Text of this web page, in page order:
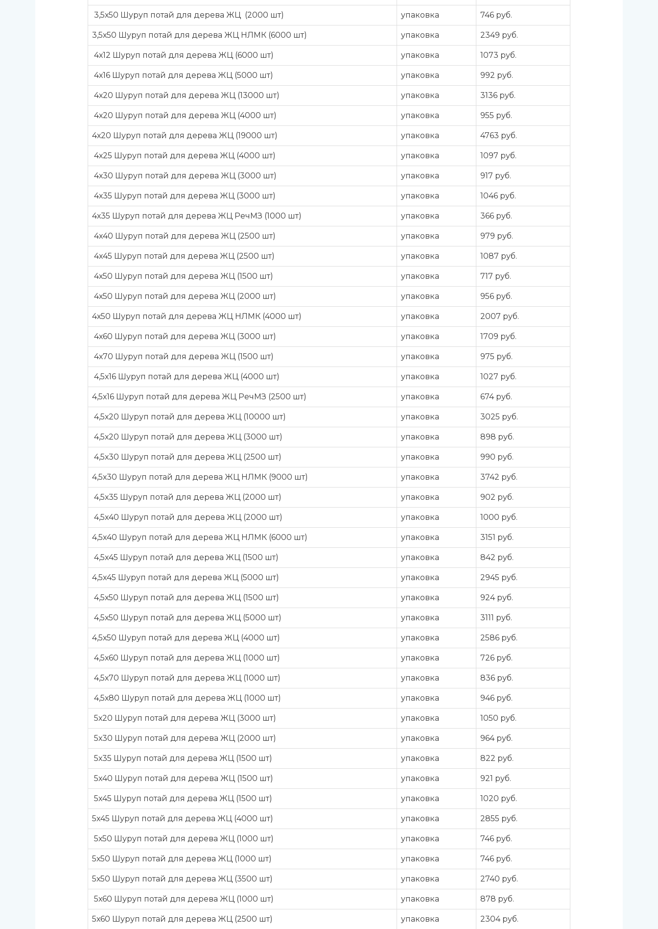
3,5х50 Шуруп потай для дерева ЖЦ (2000 шт) упаковка 746 руб.
3,5х50 Шуруп потай для дерева ЖЦ НЛМК (6000 шт) упаковка 2349 руб.
4х12 Шуруп потай для дерева ЖЦ (6000 шт) упаковка 1073 руб.
4х16 Шуруп потай для дерева ЖЦ (5000 шт) упаковка 992 руб.
4х20 Шуруп потай для дерева ЖЦ (13000 шт) упаковка 3136 руб.
4х20 Шуруп потай для дерева ЖЦ (4000 шт) упаковка 955 руб.
4х20 Шуруп потай для дерева ЖЦ (19000 шт) упаковка 4763 руб.
4х25 Шуруп потай для дерева ЖЦ (4000 шт) упаковка 1097 руб.
4х30 Шуруп потай для дерева ЖЦ (3000 шт) упаковка 917 руб.
4х35 Шуруп потай для дерева ЖЦ (3000 шт) упаковка 1046 руб.
4х35 Шуруп потай для дерева ЖЦ РечМЗ (1000 шт) упаковка 366 руб.
4х40 Шуруп потай для дерева ЖЦ (2500 шт) упаковка 979 руб.
4х45 Шуруп потай для дерева ЖЦ (2500 шт) упаковка 1087 руб.
4х50 Шуруп потай для дерева ЖЦ (1500 шт) упаковка 717 руб.
4х50 Шуруп потай для дерева ЖЦ (2000 шт) упаковка 956 руб.
4х50 Шуруп потай для дерева ЖЦ НЛМК (4000 шт) упаковка 2007 руб.
4х60 Шуруп потай для дерева ЖЦ (3000 шт) упаковка 1709 руб.
4х70 Шуруп потай для дерева ЖЦ (1500 шт) упаковка 975 руб.
4,5х16 Шуруп потай для дерева ЖЦ (4000 шт) упаковка 1027 руб.
4,5х16 Шуруп потай для дерева ЖЦ РечМЗ (2500 шт) упаковка 674 руб.
4,5х20 Шуруп потай для дерева ЖЦ (10000 шт) упаковка 3025 руб.
4,5х20 Шуруп потай для дерева ЖЦ (3000 шт) упаковка 898 руб.
4,5х30 Шуруп потай для дерева ЖЦ (2500 шт) упаковка 990 руб.
4,5х30 Шуруп потай для дерева ЖЦ НЛМК (9000 шт) упаковка 3742 руб.
4,5х35 Шуруп потай для дерева ЖЦ (2000 шт) упаковка 902 руб.
4,5х40 Шуруп потай для дерева ЖЦ (2000 шт) упаковка 1000 руб.
4,5х40 Шуруп потай для дерева ЖЦ НЛМК (6000 шт) упаковка 3151 руб.
4,5х45 Шуруп потай для дерева ЖЦ (1500 шт) упаковка 842 руб.
4,5х45 Шуруп потай для дерева ЖЦ (5000 шт) упаковка 2945 руб.
4,5х50 Шуруп потай для дерева ЖЦ (1500 шт) упаковка 924 руб.
4,5х50 Шуруп потай для дерева ЖЦ (5000 шт) упаковка 3111 руб.
4,5х50 Шуруп потай для дерева ЖЦ (4000 шт) упаковка 2586 руб.
4,5х60 Шуруп потай для дерева ЖЦ (1000 шт) упаковка 726 руб.
4,5х70 Шуруп потай для дерева ЖЦ (1000 шт) упаковка 836 руб.
4,5х80 Шуруп потай для дерева ЖЦ (1000 шт) упаковка 946 руб.
5х20 Шуруп потай для дерева ЖЦ (3000 шт) упаковка 1050 руб.
5х30 Шуруп потай для дерева ЖЦ (2000 шт) упаковка 964 руб.
5х35 Шуруп потай для дерева ЖЦ (1500 шт) упаковка 822 руб.
5х40 Шуруп потай для дерева ЖЦ (1500 шт) упаковка 921 руб.
5х45 Шуруп потай для дерева ЖЦ (1500 шт) упаковка 1020 руб.
5х45 Шуруп потай для дерева ЖЦ (4000 шт) упаковка 2855 руб.
5х50 Шуруп потай для дерева ЖЦ (1000 шт) упаковка 746 руб.
5х50 Шуруп потай для дерева ЖЦ (1000 шт) упаковка 746 руб.
5х50 Шуруп потай для дерева ЖЦ (3500 шт) упаковка 2740 руб.
5х60 Шуруп потай для дерева ЖЦ (1000 шт) упаковка 878 руб.
5х60 Шуруп потай для дерева ЖЦ (2500 шт) упаковка 2304 руб.